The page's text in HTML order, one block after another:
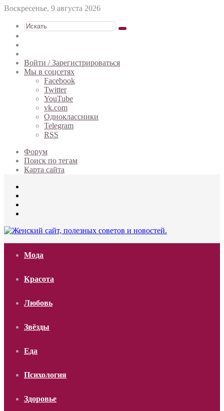
Воскресенье, 9 августа 2026
Искать
статья
Войти / Зарегистрироваться
Мы в соцсетях
Facebook
Twitter
YouTube
vk.com
Одноклассники
Telegram
RSS
Форум
Поиск по тегам
Карта сайта
Мода
Красота
Любовь
Звёзды
Еда
Психология
Здоровье